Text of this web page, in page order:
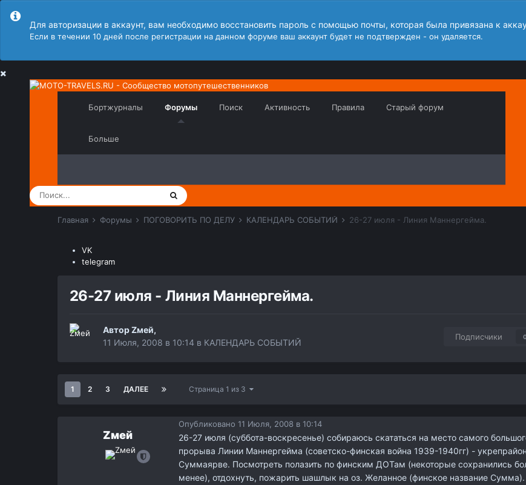
Для авторизации в аккаунт, вам необходимо восстановить пароль с помощью почты, которая была привязана к
Если в течении 10 дней после регистрации на данном форуме ваш аккаунт будет не подтвержден - он удаляется.
Бортжурналы Форумы Поиск Активность Правила Старый форум
Больше
Главная Форумы ПОГОВОРИТЬ ПО ДЕЛУ КАЛЕНДАРЬ СОБЫТИЙ 26-27 июля - Линия Маннергейма.
VK
telegram
26-27 июля - Линия Маннергейма.
АвторZмей,
11 Июля, 2008 в 10:14 в КАЛЕНДАРЬ СОБЫТИЙ
Подписчики
1 2 3 ДАЛЕЕ Страница 1 из 3
Zмей
Опубликовано 11 Июля, 2008 в 10:14
26-27 июля (суббота-воскресенье) собираюсь скататься на место самого
прорыва Линии Маннергейма (советско-финская война 1939-1940гг) - укрепрайон
Суммаярве. Посмотреть полазить по финским ДОТам (некоторые сохранились
менее), отдохнуть, пожарить шашлык на оз. Желанное (финское название Сумма).